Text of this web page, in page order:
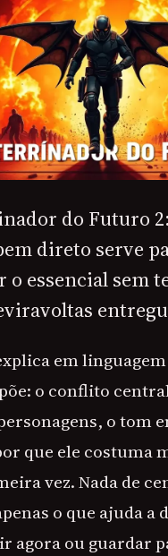
do Futuro
direto serve
o essencial sem
em
o conflito
o tom
que ele costuma
vez. Nada de
o que ajuda a
agora ou guardar